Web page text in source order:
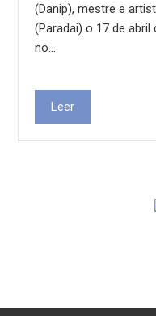
(Danip), mestre e
(Paradai) o 17 de
no…
Leer